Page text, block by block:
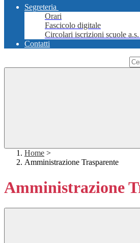
Segreteria
Orari
Fascicolo digitale
Circolari iscrizioni scuole
Contatti
Home >
Amministrazione Trasparente
Amministrazione